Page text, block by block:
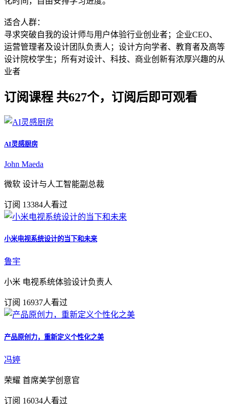
适合人群：
寻求突破自我的设计师与用户体验行业创业者；企业CEO、
运营管理者及设计团队负责人；设计方向学者、教育者及高等
设计院校学生；所有对设计、科技、商业创新有浓厚兴趣的从
业者
订阅课程 共627个，订阅后即可观看
AI灵感厨房
John Maeda
微软 设计与人工智能副总裁
订阅 13384人看过
小米电视系统设计的当下和未来
鲁宇
小米 电视系统体验设计负责人
订阅 16937人看过
产品原创力，重新定义个性化之美
冯婷
荣耀 首席美学创意官
订阅 16034人看过